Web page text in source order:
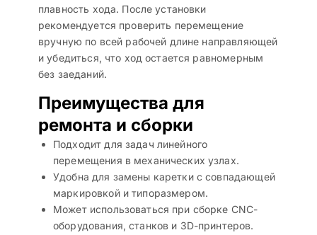
плавность хода. После установки
рекомендуется проверить перемещение
вручную по всей рабочей длине направляющей
и убедиться, что ход остается равномерным
без заеданий.
Преимущества для
ремонта и сборки
Подходит для задач линейного
перемещения в механических узлах.
Удобна для замены каретки с совпадающей
маркировкой и типоразмером.
Может использоваться при сборке CNC-
оборудования, станков и 3D-принтеров.